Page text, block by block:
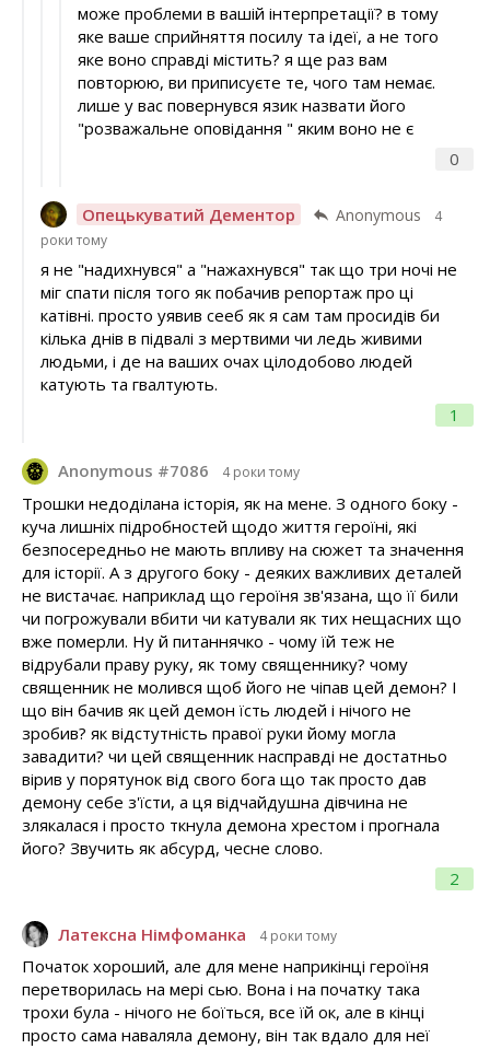
0
може проблеми в вашій інтерпретації? в тому
яке ваше сприйняття посилу та ідеї, а не того
яке воно справді містить? я ще раз вам
повторюю, ви приписуєте те, чого там немає.
лише у вас повернувся язик назвати його
"розважальне оповідання " яким воно не є
Опецькуватий Дементор Anonymous
4
роки тому
1
я не "надихнувся" а "нажахнувся" так що три ночі не
міг спати після того як побачив репортаж про ці
катівні. просто уявив сееб як я сам там просидів би
кілька днів в підвалі з мертвими чи ледь живими
людьми, і де на ваших очах цілодобово людей
катують та гвалтують.
Anonymous #7086 4 роки тому
2
Трошки недоділана історія, як на мене. З одного боку -
куча лишніх підробностей щодо життя героїні, які
безпосередньо не мають впливу на сюжет та значення
для історії. А з другого боку - деяких важливих деталей
не вистачає. наприклад що героїня зв'язана, що її били
чи погрожували вбити чи катували як тих нещасних що
вже померли. Ну й питаннячко - чому їй теж не
відрубали праву руку, як тому священнику? чому
священник не молився щоб його не чіпав цей демон? І
що він бачив як цей демон їсть людей і нічого не
зробив? як відстутність правої руки йому могла
завадити? чи цей священник насправді не достатньо
вірив у порятунок від свого бога що так просто дав
демону себе з'їсти, а ця відчайдушна дівчина не
злякалася і просто ткнула демона хрестом і прогнала
його? Звучить як абсурд, чесне слово.
Латексна Німфоманка 4 роки тому
Початок хороший, але для мене наприкінці героїня
перетворилась на мері сью. Вона і на початку така
трохи була - нічого не боїться, все їй ок, але в кінці
просто сама наваляла демону, він так вдало для неї